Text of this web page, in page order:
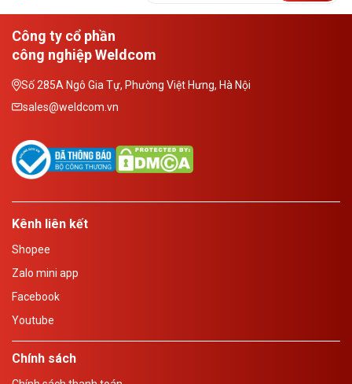
Công ty cổ phần
công nghiệp Weldcom
Số 285A Ngô Gia Tự, Phường Việt Hưng, Hà Nội
sales@weldcom.vn
Kênh liên kết
Shopee
Zalo mini app
Facebook
Youtube
Chính sách